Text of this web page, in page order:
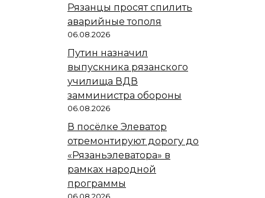
Рязанцы просят спилить
аварийные тополя
06.08.2026
Путин назначил
выпускника рязанского
училища ВДВ
замминистра обороны
06.08.2026
В посёлке Элеватор
отремонтируют дорогу до
«Рязаньэлеватора» в
рамках народной
программы